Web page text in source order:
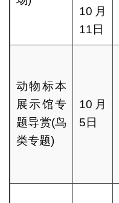
10月
11日
动物标本
展示馆专
题导赏(鸟
类专题)
10月
5日